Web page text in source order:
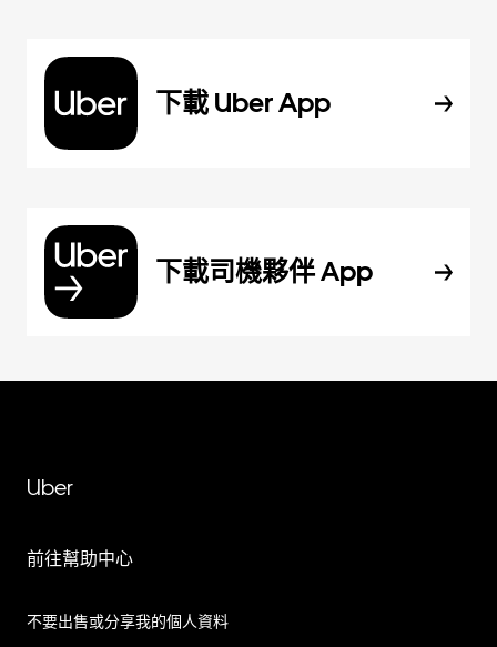
下載 Uber App
下載司機夥伴 App
Uber
前往幫助中心
不要出售或分享我的個人資料